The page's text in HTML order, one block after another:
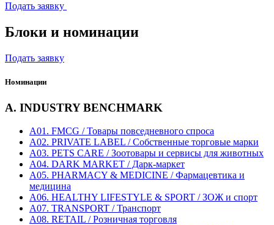
Подать заявку
Блоки и номинации
Подать заявку
Номинации
A. INDUSTRY BENCHMARK
A01. FMCG / Товары повседневного спроса
A02. PRIVATE LABEL / Собственные торговые марки
A03. PETS CARE / Зоотовары и сервисы для животных
A04. DARK MARKET / Дарк-маркет
A05. PHARMACY & MEDICINE / Фармацевтика и
медицина
A06. HEALTHY LIFESTYLE & SPORT / ЗОЖ и спорт
A07. TRANSPORT / Транспорт
A08. RETAIL / Розничная торговля